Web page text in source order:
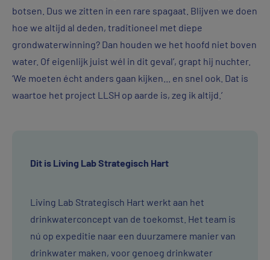
botsen. Dus we zitten in een rare spagaat. Blijven we doen
hoe we altijd al deden, traditioneel met diepe
grondwaterwinning? Dan houden we het hoofd niet boven
water. Of eigenlijk juist wél in dit geval’, grapt hij nuchter.
‘We moeten écht anders gaan kijken... en snel ook. Dat is
waartoe het project LLSH op aarde is, zeg ik altijd.’
Dit is Living Lab Strategisch Hart
Living Lab Strategisch Hart werkt aan het
drinkwaterconcept van de toekomst. Het team is
nú op expeditie naar een duurzamere manier van
drinkwater maken, voor genoeg drinkwater